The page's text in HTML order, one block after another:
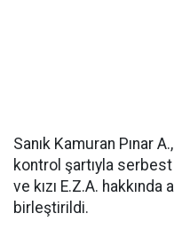
Sanık Kamuran Pınar
kontrol şartıyla serbest
ve kızı E.Z.A.
birleştirildi.